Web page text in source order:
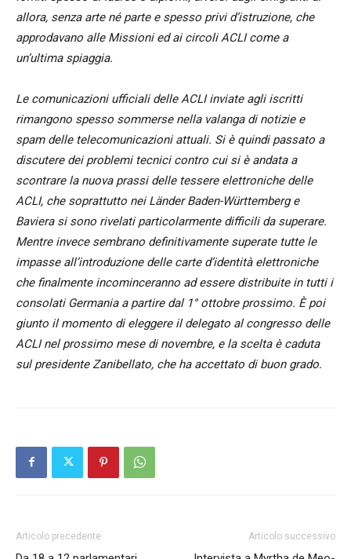
allora, senza arte né parte e spesso privi d’istruzione, che
approdavano alle Missioni ed ai circoli ACLI come a
un’ultima spiaggia.
Le comunicazioni ufficiali delle ACLI inviate agli iscritti
rimangono spesso sommerse nella valanga di notizie e
spam delle telecomunicazioni attuali. Si è quindi passato a
discutere dei problemi tecnici contro cui si è andata a
scontrare la nuova prassi delle tessere elettroniche delle
ACLI, che soprattutto nei Länder Baden-Württemberg e
Baviera si sono rivelati particolarmente difficili da superare.
Mentre invece sembrano definitivamente superate tutte le
impasse all’introduzione delle carte d’identità elettroniche
che finalmente incominceranno ad essere distribuite in tutti i
consolati Germania a partire dal 1° ottobre prossimo. È poi
giunto il momento di eleggere il delegato al congresso delle
ACLI nel prossimo mese di novembre, e la scelta è caduta
sul presidente Zanibellato, che ha accettato di buon grado.
Articolo precedente Articolo successivo